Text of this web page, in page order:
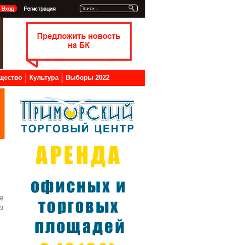
Культура Выборы 2022